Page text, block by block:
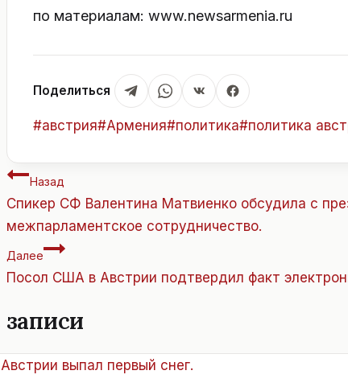
по материалам: www.newsarmenia.ru
Поделиться
Метки
#австрия#Армения#политика#политика
Навигация
по
записям
Назад
Спикер СФ Валентина Матвиенко обсудила с
межпарламентское сотрудничество.
Далее
Посол США в Австрии подтвердил факт